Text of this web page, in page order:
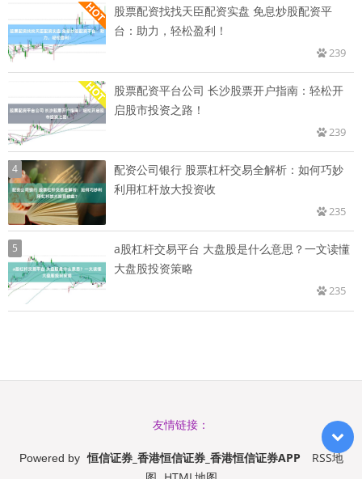
股票配资找找天臣配资实盘 免息炒股配资平
台：助力，轻松盈利！
239
股票配资平台公司 长沙股票开户指南：轻松开
启股市投资之路！
239
4
配资公司银行 股票杠杆交易全解析：如何巧妙
利用杠杆放大投资收
235
5
a股杠杆交易平台 大盘股是什么意思？一文读懂
大盘股投资策略
235
友情链接：
Powered by 恒信证券_香港恒信证券_香港恒信证券APP
RSS地